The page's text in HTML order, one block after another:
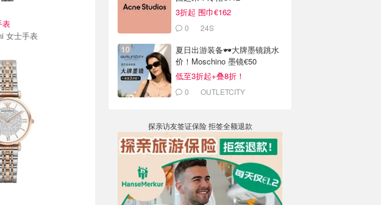
表
女士手表
3折起 围巾€162
0 24S
夏日出游装备🕶️大牌墨镜跳水
价！Moschino 墨镜€50
低至3折起+叠8折！
0
OUTLETCITY
探亲访友签证保险 拒签全额退款